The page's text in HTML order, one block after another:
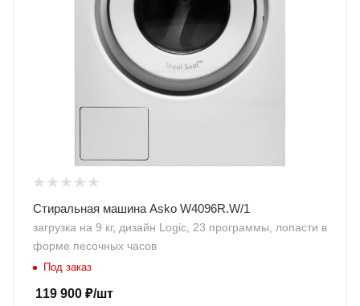
Стиральная машина Asko W4096R.W/1
загрузка на 9 кг, дизайн Logic, 23 программы, лопасти в
форме песочных часов
Под заказ
119 900 ₽/шт